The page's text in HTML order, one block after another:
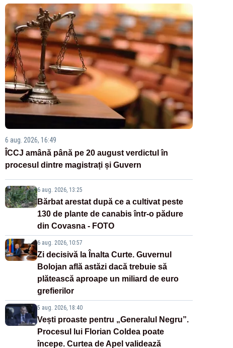
6 aug. 2026, 16:49
ÎCCJ amână până pe 20 august verdictul în
procesul dintre magistrați și Guvern
6 aug. 2026, 13:25
Bărbat arestat după ce a cultivat peste
130 de plante de canabis într-o pădure
din Covasna - FOTO
6 aug. 2026, 10:57
Zi decisivă la Înalta Curte. Guvernul
Bolojan află astăzi dacă trebuie să
plătească aproape un miliard de euro
grefierilor
5 aug. 2026, 18:40
Vești proaste pentru „Generalul Negru”.
Procesul lui Florian Coldea poate
începe. Curtea de Apel validează